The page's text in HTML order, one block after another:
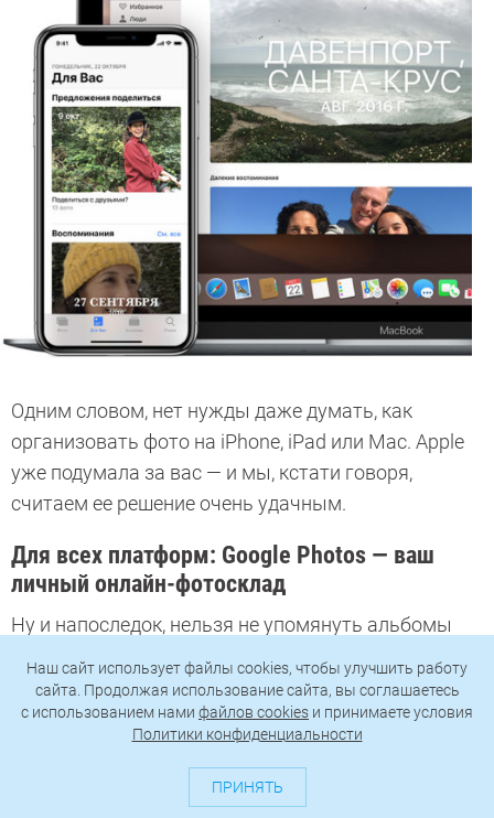
Одним словом, нет нужды даже думать, как
организовать фото на iPhone, iPad или Mac. Apple
уже подумала за вас — и мы, кстати говоря,
считаем ее решение очень удачным.
Для всех платформ: Google Photos — ваш
личный онлайн-фотосклад
Ну и напоследок, нельзя не упомянуть альбомы
платформ. Это и веб-версия для персональных
компьютеров, и приложения для Android и iOS.
Наш сайт использует файлы cookies, чтобы улучшить работу
сайта. Продолжая использование сайта, вы соглашаетесь
c использованием нами файлов cookies и принимаете условия
Политики конфиденциальности
ПРИНЯТЬ